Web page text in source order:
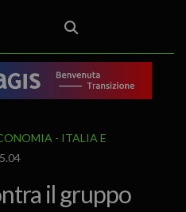
VICENZA E PROVINCIA
ATTUALITA’ POLITICA
– LIFESTYLE
CULTURA ARTE
ITALIA E
il gruppo